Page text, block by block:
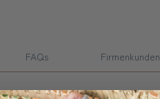
FAQs Firmenkunden